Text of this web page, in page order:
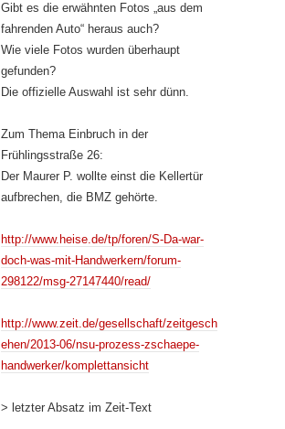
Gibt es die erwähnten Fotos „aus dem
fahrenden Auto“ heraus auch?
Wie viele Fotos wurden überhaupt
gefunden?
Die offizielle Auswahl ist sehr dünn.
Zum Thema Einbruch in der
Frühlingsstraße 26:
Der Maurer P. wollte einst die Kellertür
aufbrechen, die BMZ gehörte.
http://www.heise.de/tp/foren/S-Da-war-
doch-was-mit-Handwerkern/forum-
298122/msg-27147440/read/
http://www.zeit.de/gesellschaft/zeitgesch
ehen/2013-06/nsu-prozess-zschaepe-
handwerker/komplettansicht
> letzter Absatz im Zeit-Text